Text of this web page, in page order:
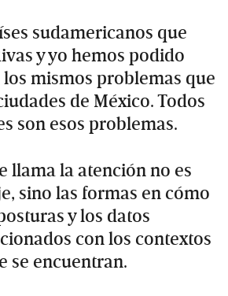
sudamericanos que
y yo hemos podido
mismos problemas que
de México. Todos
son esos problemas.
llama la atención no es
sino las formas en cómo
y los datos
con los contextos
se encuentran.